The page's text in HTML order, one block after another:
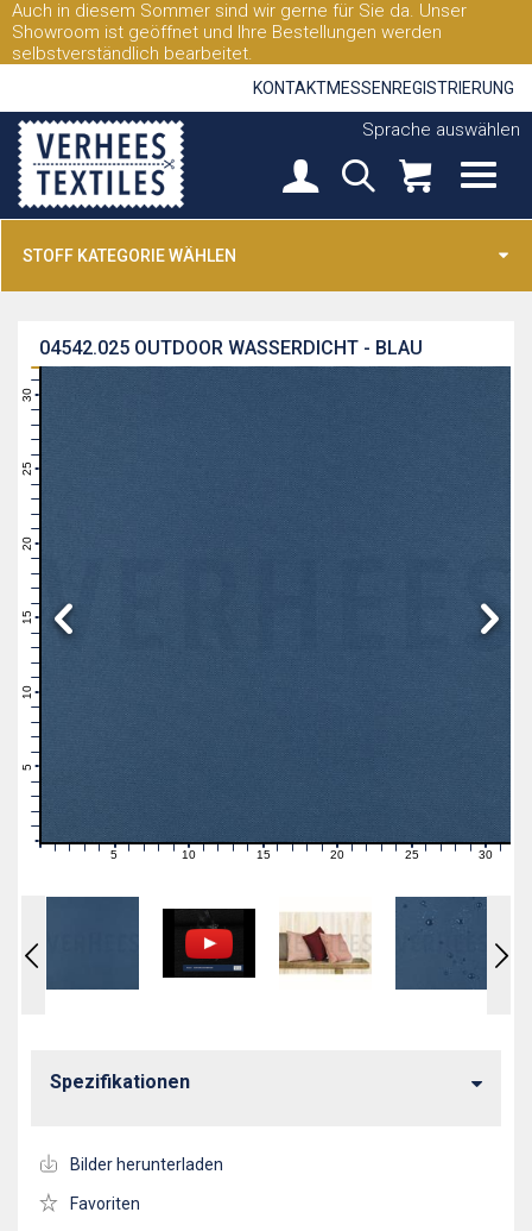
Auch in diesem Sommer sind wir gerne für Sie da. Unser
Showroom ist geöffnet und Ihre Bestellungen werden
selbstverständlich bearbeitet.
KONTAKTMESSEN REGISTRIERUNG
Sprache auswählen
STOFF KATEGORIE WÄHLEN
OUTDOOR WASSERDICHT - BLAU
04542.025
11
16
21
26
1 2 3 4 6 7 89 11121314 16171819 21222324 25 26272829 30 31
Spezifikationen
Bilder herunterladen
Favoriten